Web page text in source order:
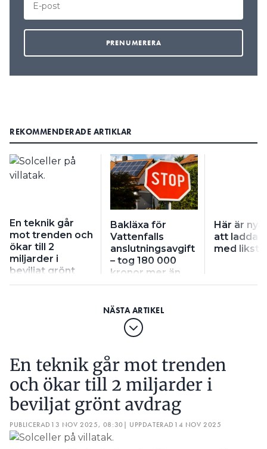
REKOMMENDERADE ARTIKLAR
En teknik går
mot trenden och
ökar till 2
miljarder i
beviljat grönt
avdrag
Bakläxa för
Vattenfalls
anslutningsavgift
– tog 180 000
kronor mer än
skäligt
Här är
att ladda
med
En teknik går mot trenden
och ökar till 2 miljarder i
beviljat grönt avdrag
PUBLICERAD 13 NOV 2025, 08:30 | UPPDATERAD 14 NOV 2025